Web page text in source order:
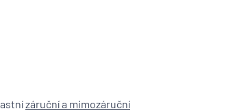
záruční a mimozáruční